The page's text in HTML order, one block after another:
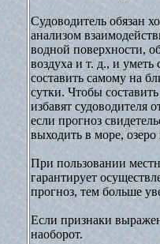
Судоводитель обязан
анализом
водной поверхности,
воздуха и т. д., и
составить самому на
сутки. Чтобы
избавят судоводителя
если прогноз
выходить в море,
При пользовании
гарантирует
прогноз, тем больше
Если признаки
наоборот.